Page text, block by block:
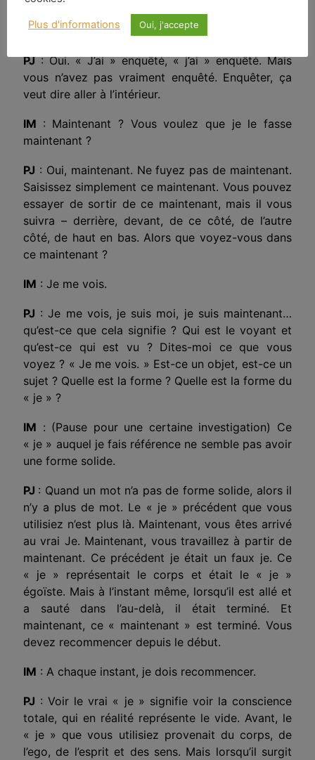
des vingt dernières années. J’ai cherché à savoir
« Qui suis-je ? ».
PJ: Oui. « J’ai » enquêté, « j’ai » enquêté. Mais
vous n’avez pas vraiment enquêté. Enquêter, ça
veut dire aller à l’intérieur.
IM : Maintenant ? Vous voulez que je le fasse
maintenant ?
PJ : Oui, maintenant. Ne fuyez pas de maintenant.
Saisissez simplement ce maintenant. Vous pouvez
essayer de sortir de ce maintenant, mais il vous
suivra – derrière, devant, de ce côté, de l’autre
côté, de haut en bas. Alors que voyez-vous dans
ce maintenant ?
IM : Je me vois.
PJ : Je me vois, je suis moi, je suis maintenant…
qu’est-ce que cela signifie ? Qui est le voyant et
qu’est-ce qui est vu ? Dites-moi ce que vous
voyez ? « Je me vois. » Est-ce un objet, est-ce un
sujet ? Quelle est la forme ? Quelle est la forme du
« je » ?
IM : (Pause pour une certaine investigation) Ce
« je » auquel je fais référence ne semble pas avoir
une forme solide.
PJ : Quand un mot n’a pas de forme solide, alors il
n’y a plus de mot. Le « je » précédent que vous
utilisiez n’est plus là. Maintenant, vous êtes arrivé
au vrai Je. Maintenant, vous travaillez à partir de
maintenant. Ce précédent je était un faux je. Ce
« je » représentait le corps et était le « je »
égoïste. Mais à l’instant même, lorsqu’il est allé et
a sauté dans l’au-delà, il était terminé. Et
maintenant, ce « maintenant » est terminé. Vous
devez recommencer depuis le début.
IM : A chaque instant, je dois recommencer.
PJ : Voir le vrai « je » signifie voir la conscience
totale, qui en réalité représente le vide. Avant, le
« je » que vous utilisiez provenait du corps, de
l’ego, de l’esprit et des sens. Mais lorsqu’il surgit
Plus d'informations Oui, j'accepte